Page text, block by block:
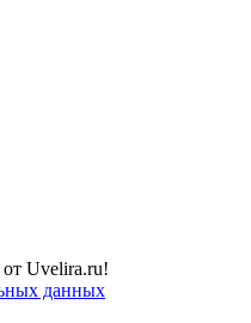
Uvelira.ru!
данных